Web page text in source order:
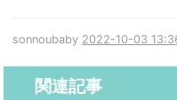
sonnoubaby 2022-10-03
関連記事